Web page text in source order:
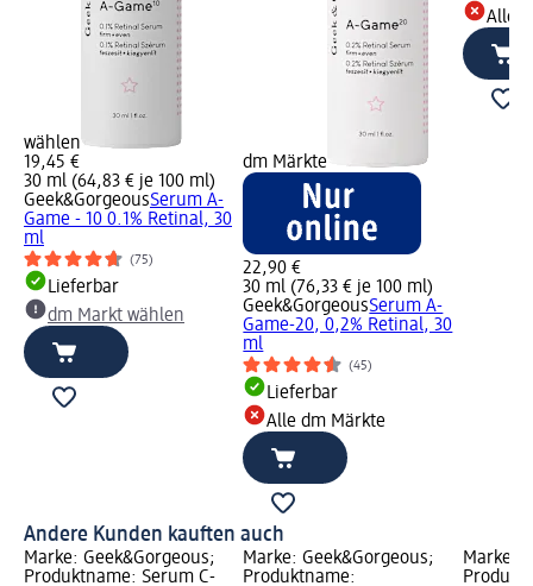
wählen
19,45 €
30 ml (64,83 € je 100 ml)
Geek&GorgeousSerum A-
Game - 10 0.1% Retinal, 30
ml
(75)
Lieferbar
dm Markt wählen
dm Märkte
22,90 €
30 ml (76,33 € je 100 ml)
Geek&GorgeousSerum A-
Game-20, 0,2% Retinal, 30
ml
(45)
Lieferbar
Alle dm Märkte
Alle
Andere Kunden kauften auch
Marke: Geek&Gorgeous;
Produktname: Serum C-
Marke: Geek&Gorgeous;
Produktname:
Marke: